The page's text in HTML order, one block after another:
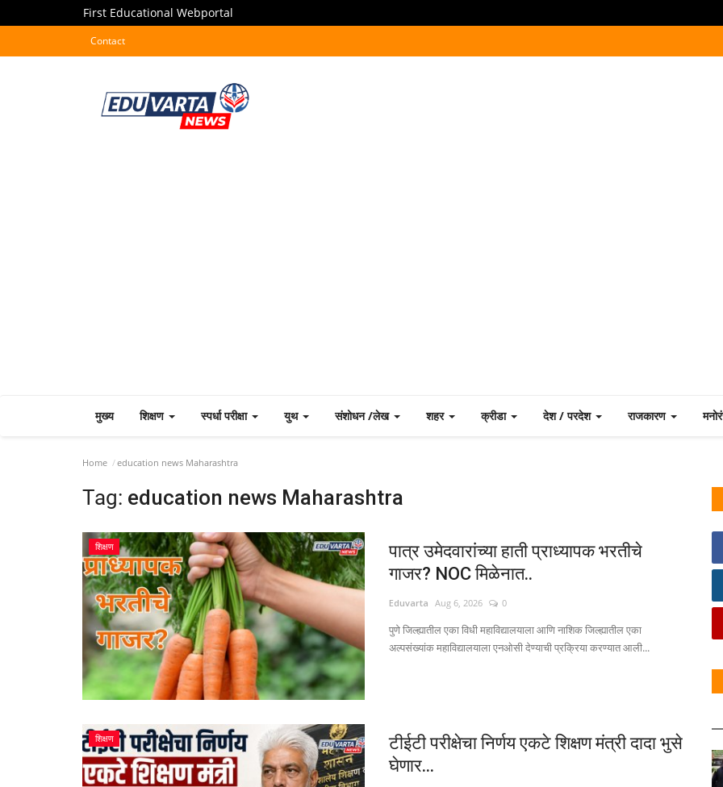
First Educational Webportal
Contact
मुख्य शिक्षण स्पर्धा परीक्षा युथ संशोधन /लेख शहर क्रीडा देश / परदेश राजकारण
Home education news Maharashtra
Tag: education news Maharashtra
शिक्षण
पात्र उमेदवारांच्या हाती प्राध्यापक भरतीचे
गाजर? NOC मिळेनात..
Eduvarta Aug 6, 2026 0
पुणे जिल्ह्यातील एका विधी महाविद्यालयाला आणि नाशिक जिल्ह्यातील एका
अल्पसंख्यांक महाविद्यालयाला एनओसी देण्याची प्रक्रिया करण्यात आली...
शिक्षण
टीईटी परीक्षेचा निर्णय एकटे शिक्षण मंत्री दादा भुसे
घेणार...